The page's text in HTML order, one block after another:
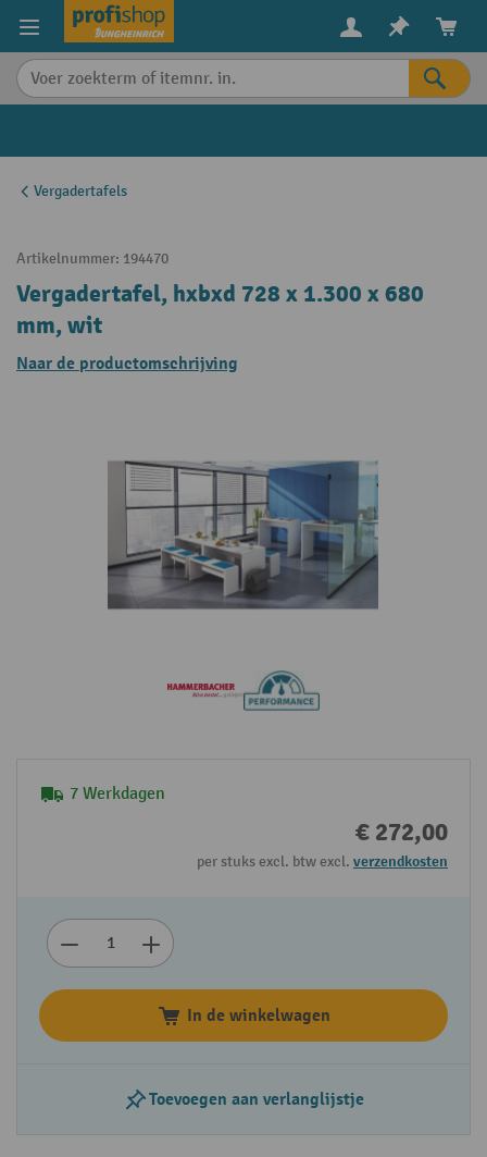
content
Vergadertafels
Artikelnummer: 194470
Vergadertafel, hxbxd 728 x 1.300 x 680
mm, wit
Naar de productomschrijving
7 Werkdagen
€ 272,00
per stuks excl. btw excl. verzendkosten
In de winkelwagen
Toevoegen aan verlanglijstje